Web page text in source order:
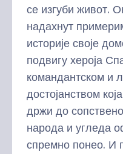
се изгуби живот.
надахнут
историје своје
подвигу хероја
командантском и
достојанством
држи до
народа и угледа
спремно понео. И